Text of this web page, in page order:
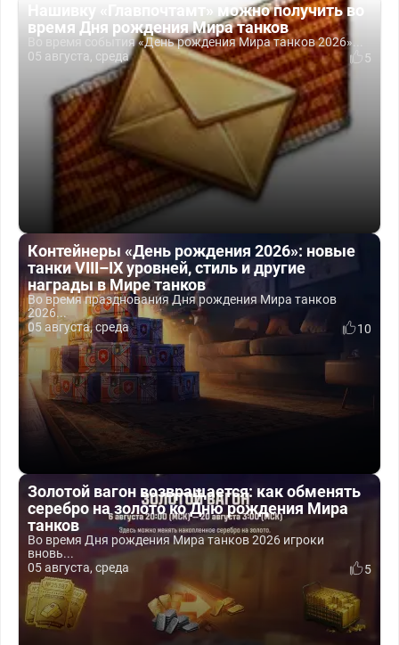
Нашивку «Главпочтамт» можно получить во
время Дня рождения Мира танков
Во время события «День рождения Мира танков 2026»...
05 августа, среда
5
Контейнеры «День рождения 2026»: новые
танки VIII–IX уровней, стиль и другие
награды в Мире танков
Во время празднования Дня рождения Мира танков
2026...
05 августа, среда
10
Золотой вагон возвращается: как обменять
серебро на золото ко Дню рождения Мира
танков
Во время Дня рождения Мира танков 2026 игроки
вновь...
05 августа, среда
5